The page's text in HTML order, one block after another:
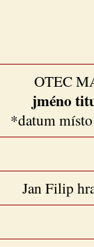
OTEC
jméno
*datum
Jan Filip